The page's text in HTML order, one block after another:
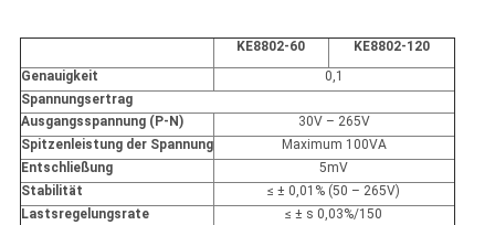
KE8802-60
KE8802-120
Genauigkeit
0,1
Spannungsertrag
Ausgangsspannung (P-N)
30V – 265V
Spitzenleistung der Spannung
Maximum 100VA
Entschließung
5mV
Stabilität
≤ ± 0,01% (50 – 265V)
Lastsregelungsrate
≤ ± s 0,03%/150